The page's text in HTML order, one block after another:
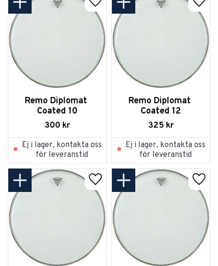
Remo Diplomat
Coated 10
300 kr
Lägg till i favoriter
Ej i lager, kontakta oss
för leveranstid
Remo Diplomat
Coated 12
325 kr
Ej i lager, kontakta oss
för leveranstid
Lägg till i favoriter